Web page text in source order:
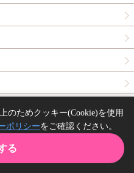
Copyright(C) comicomi studio. All right reserved.
のためクッキー(Cookie)を使用
ポリシーをご確認ください。
る